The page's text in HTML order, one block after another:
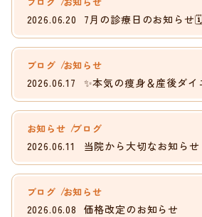
2026.06.20
ブログ お知らせ
2026.06.17
お知らせ ブログ
2026.06.11 当院から大切なお知らせ
ブログ お知らせ
2026.06.08 価格改定のお知らせ